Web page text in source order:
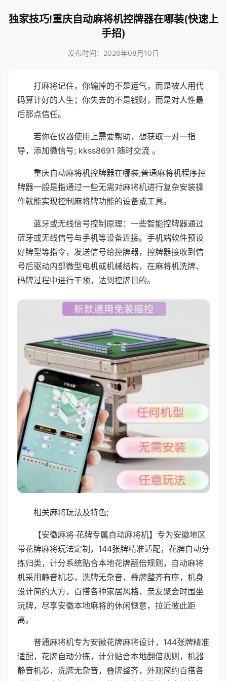
独家技巧!重庆自动麻将机控牌器在哪装(快速上
手招)
发布时间：2026年08月10日
打麻将记住，你输掉的不是运气，而是被人用代
码算计好的人生；你失去的不是钱财，而是对人性最
后那点信任。
若你在仪器使用上需要帮助，想获取一对一指
导，添加微信号; kkss8691 随时交流 。
重庆自动麻将机控牌器在哪装;普通麻将机程序控
牌器一般是指通过一些无需对麻将机进行复杂安装操
作就能实现控制麻将牌功能的设备或工具。
蓝牙或无线信号控制原理：一些智能控牌器通过
蓝牙或无线信号与手机等设备连接。手机端软件预设
好牌型等指令，发送信号给控牌器，控牌器接收到信
号后驱动内部微型电机或机械结构，在麻将机洗牌、
码牌过程中进行干预，达到控牌目的。
相关麻将玩法及特色;
【安徽麻将·花牌专属自动麻将机】专为安徽地区
带花牌麻将玩法定制，144张牌精准适配，花牌自动分
拣归类，计分系统贴合本地花牌翻倍规则，自动麻将
机采用静音机芯，洗牌无杂音，叠牌整齐有序，机身
设计简约大方，百搭各种家居风格，亲友聚会时围坐
玩牌，尽享安徽本地麻将的休闲惬意，拉近彼此距
离。
普通麻将机专为安徽花牌麻将设计，144张牌精准
适配，花牌自动分拣，计分贴合本地翻倍规则，机器
静音机芯，洗牌无杂音，叠牌整齐，外观简约百搭各